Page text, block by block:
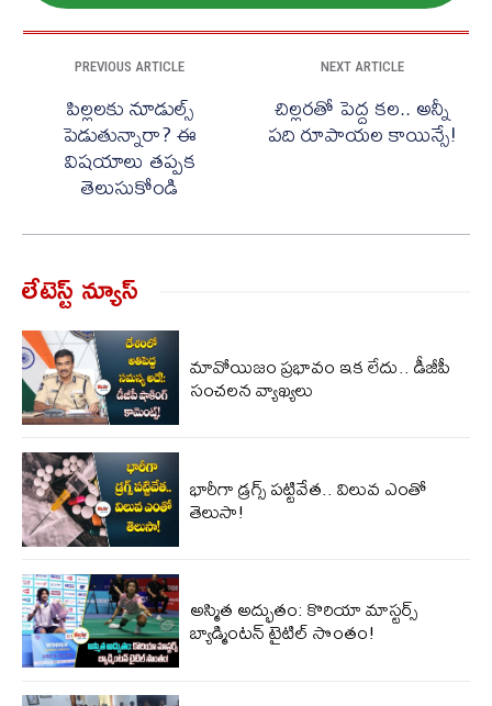
PREVIOUS ARTICLE
పిల్లలకు నూడుల్స్
పెడుతున్నారా? ఈ
విషయాలు తప్పక
తెలుసుకోండి
NEXT ARTICLE
చిల్లరతో పెద్ద కల.. అన్నీ
పది రూపాయల కాయిన్సే!
లేటెస్ట్ న్యూస్‌
మావోయిజం ప్రభావం ఇక లేదు.. డీజీపీ
సంచలన వ్యాఖ్యలు
భారీగా డ్రగ్స్ పట్టివేత.. విలువ ఎంతో
తెలుసా!
అస్మిత అద్భుతం: కొరియా మాస్టర్స్
బ్యాడ్మింటన్ టైటిల్ సొంతం!